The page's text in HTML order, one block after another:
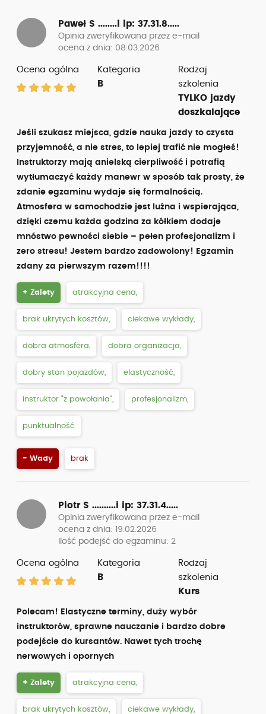
Paweł S ........i ip: 37.31.8.....
Opinia zweryfikowana przez e-mail
ocena z dnia: 08.03.2026
Ocena ogólna
Kategoria
B
Rodzaj
szkolenia
TYLKO jazdy
doszkalające
Jeśli szukasz miejsca, gdzie nauka jazdy to czysta
przyjemność, a nie stres, to lepiej trafić nie mogłeś!
Instruktorzy mają anielską cierpliwość i potrafią
wytłumaczyć każdy manewr w sposób tak prosty, że
zdanie egzaminu wydaje się formalnością.
Atmosfera w samochodzie jest luźna i wspierająca,
dzięki czemu każda godzina za kółkiem dodaje
mnóstwo pewności siebie – pełen profesjonalizm i
zero stresu! Jestem bardzo zadowolony! Egzamin
zdany za pierwszym razem!!!!
+ Zalety atrakcyjna cena,
brak ukrytych kosztów, ciekawe wykłady,
dobra atmosfera, dobra organizacja,
dobry stan pojazdów, elastyczność,
instruktor “z powołania”, profesjonalizm,
punktualność
- Wady brak
Piotr S ..........i ip: 37.31.4.....
Opinia zweryfikowana przez e-mail
ocena z dnia: 19.02.2026
Ilość podejść do egzaminu: 2
Ocena ogólna
Kategoria
B
Rodzaj
szkolenia
Kurs
Polecam! Elastyczne terminy, duży wybór
instruktorów, sprawne nauczanie i bardzo dobre
podejście do kursantów. Nawet tych trochę
nerwowych i opornych
+ Zalety atrakcyjna cena,
brak ukrytych kosztów, ciekawe wykłady,